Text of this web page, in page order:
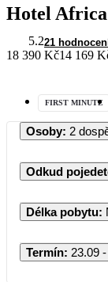
Hotel Africa
5.221
18 390 Kč14 169
FIRST MINUTE
Osoby: 2
Odkud
Délka pobytu:
Termín: 23.09